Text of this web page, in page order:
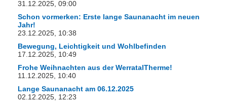
31.12.2025, 09:00
Schon vormerken: Erste lange Saunanacht im neuen
Jahr!
23.12.2025, 10:38
Bewegung, Leichtigkeit und Wohlbefinden
17.12.2025, 10:49
Frohe Weihnachten aus der WerratalTherme!
11.12.2025, 10:40
Lange Saunanacht am 06.12.2025
02.12.2025, 12:23